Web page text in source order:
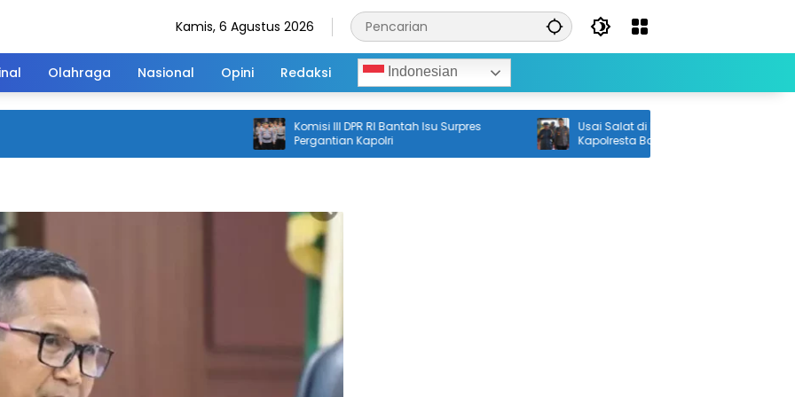
Kamis, 6 Agustus 2026
Olahraga Nasional Opini Redaksi Indonesian
Komisi III DPR RI Bantah Isu Surpres
Pergantian Kapolri
Usai Salat di Masjid Sultan Suriansyah,
Kapolresta Banjarmasin Ziarah ke
Makam Raja Pertama Banjar